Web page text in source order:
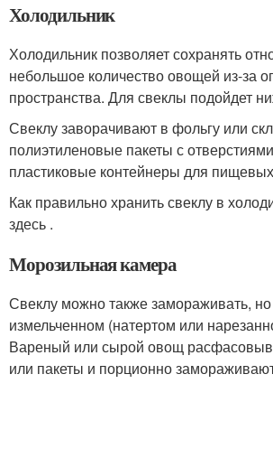
Холодильник
Холодильник позволяет сохранять
небольшое количество овощей из-за
пространства. Для свеклы подойдет
Свеклу заворачивают в фольгу или
полиэтиленовые пакеты с
пластиковые контейнеры для
Как правильно хранить свеклу в
здесь .
Морозильная камера
Свеклу можно также замораживать, но
измельченном (натертом или
Вареный или сырой овощ
или пакеты и порционно